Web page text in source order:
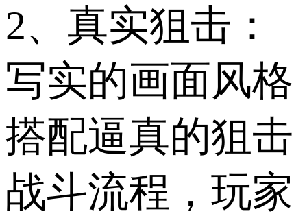
2、真实狙击：
写实的画面风格
搭配逼真的狙击
战斗流程，玩家